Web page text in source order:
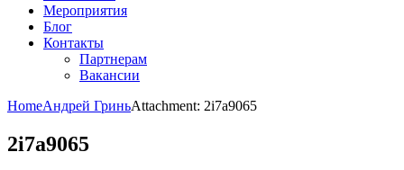
Мероприятия
Блог
Контакты
Партнерам
Вакансии
HomeАндрей ГриньAttachment: 2i7a9065
2i7a9065